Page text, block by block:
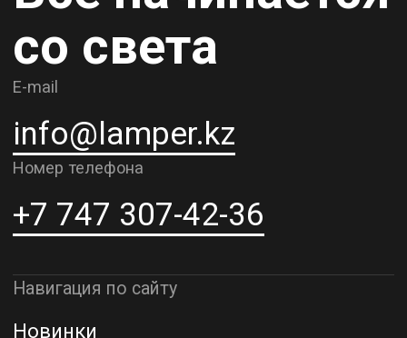
Доставка и самовывоз
Рассрочка и кредит
Адрес шоурума в г. Алматы
г. Алматы, ул. Шевченко, д.204,
к5
Адрес шоурума в г. Астана
Благодарим за внимание к Lamper.kz.
До встречи в ваших будущих
Политика конфиденциальности
Назад наверх